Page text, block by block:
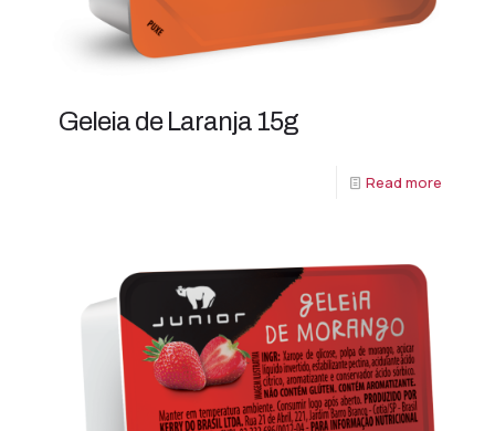
Geleia de Laranja 15g
Read more